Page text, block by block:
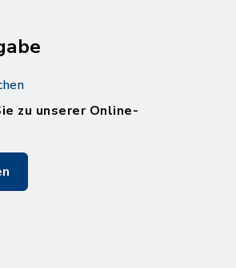
zu unserer Online-